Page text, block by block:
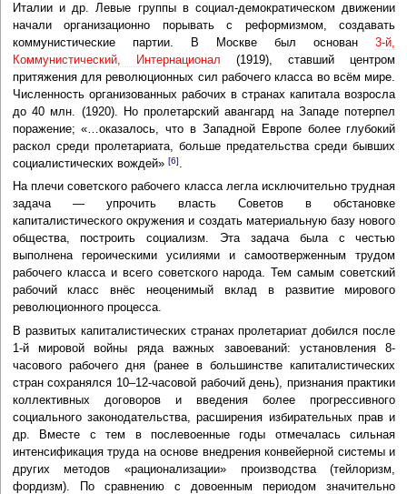
Италии и др. Левые группы в социал-демократическом движении
начали организационно порывать с реформизмом, создавать
коммунистические партии. В Москве был основан3-й,
Коммунистический, Интернационал (1919), ставший центром
притяжения для революционных сил рабочего класса во всём мире.
Численность организованных рабочих в странах капитала возросла
до 40 млн. (1920). Но пролетарский авангард на Западе потерпел
поражение; «…оказалось, что в Западной Европе более глубокий
раскол среди пролетариата, больше предательства среди бывших
социалистических вождей» [6].
На плечи советского рабочего класса легла исключительно трудная
задача — упрочить власть Советов в обстановке
капиталистического окружения и создать материальную базу нового
общества, построить социализм. Эта задача была с честью
выполнена героическими усилиями и самоотверженным трудом
рабочего класса и всего советского народа. Тем самым советский
рабочий класс внёс неоценимый вклад в развитие мирового
революционного процесса.
В развитых капиталистических странах пролетариат добился после
1-й мировой войны ряда важных завоеваний: установления 8-
часового рабочего дня (ранее в большинстве капиталистических
стран сохранялся 10–12-часовой рабочий день), признания практики
коллективных договоров и введения более прогрессивного
социального законодательства, расширения избирательных прав и
др. Вместе с тем в послевоенные годы отмечалась сильная
интенсификация труда на основе внедрения конвейерной системы и
других методов «рационализации» производства (тейлоризм,
фордизм). По сравнению с довоенным периодом значительно